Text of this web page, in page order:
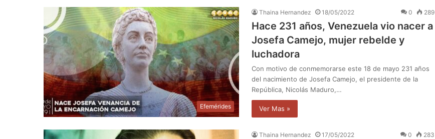
Efemérides
Thaina Hernandez 18/05/2022 0 289
Hace 231 años, Venezuela vio nacer a
Josefa Camejo, mujer rebelde y
luchadora
Con motivo de conmemorarse este 18 de mayo 231 años
del nacimiento de Josefa Camejo, el presidente de la
República, Nicolás Maduro,…
Ver Mas »
Thaina Hernandez 17/05/2022 0 283